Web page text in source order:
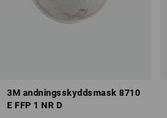
3M andningsskyddsmask 8710
E FFP 1 NR D